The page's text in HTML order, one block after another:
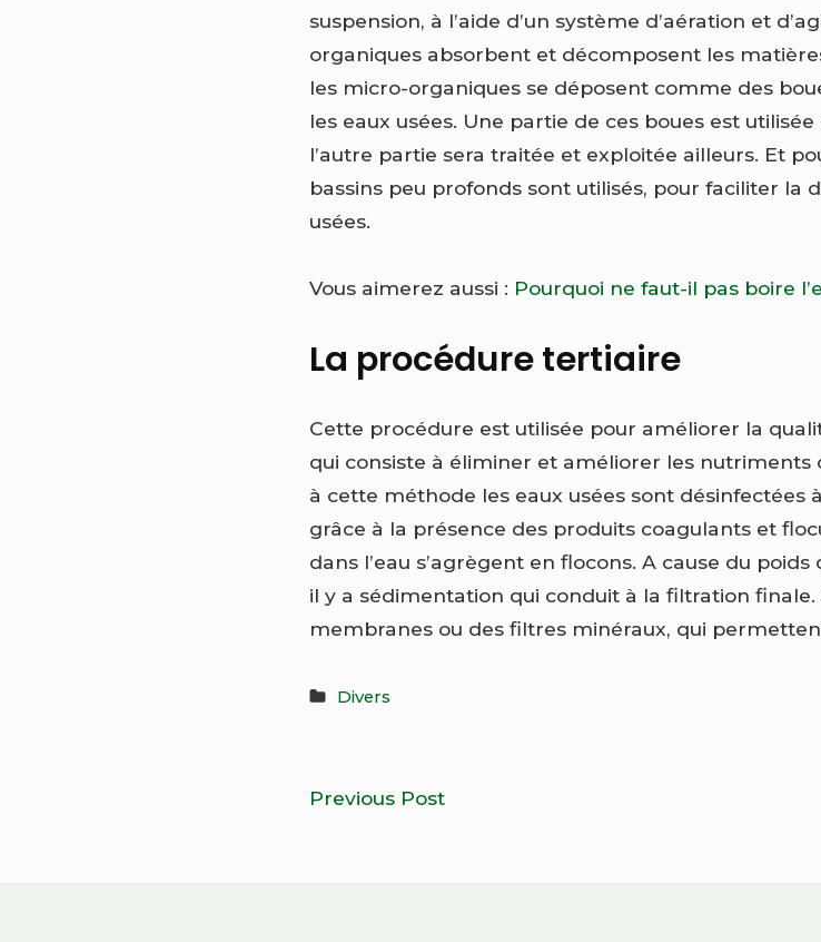
suspension, à l’aide d’un système d’aération et
organiques absorbent et décomposent les
les micro-organiques se déposent comme des
les eaux usées. Une partie de ces boues est
l’autre partie sera traitée et exploitée ailleurs. Et
bassins peu profonds sont utilisés, pour faciliter la
usées.
Vous aimerez aussi : Pourquoi ne faut-il pas boire
La procédure tertiaire
Cette procédure est utilisée pour améliorer la
qui consiste à éliminer et améliorer les nutriments
à cette méthode les eaux usées sont désinfectées
grâce à la présence des produits coagulants et
dans l’eau s’agrègent en flocons. A cause du
il y a sédimentation qui conduit à la filtration
membranes ou des filtres minéraux, qui
Divers
Navigation
Previous PostLe